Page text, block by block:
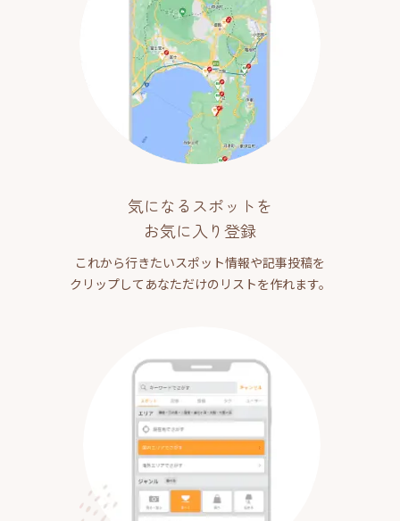
気になるスポットを
お気に入り登録
これから行きたいスポット情報や記事投稿を
クリップしてあなただけのリストを作れます。